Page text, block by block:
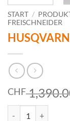
START /
FREISCHNEIDER
CHF